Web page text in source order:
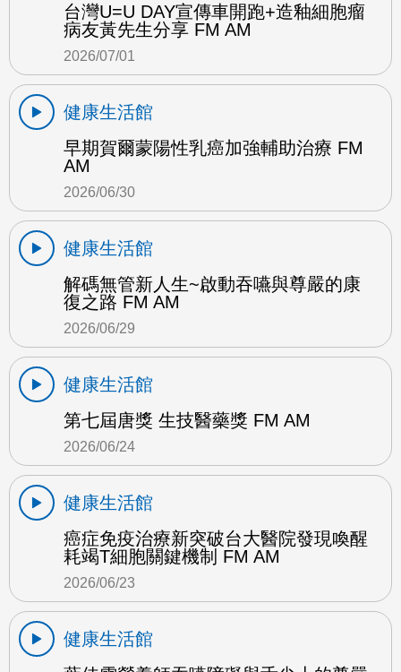
台灣U=U DAY宣傳車開跑+造釉細胞瘤
病友黃先生分享 FM AM
2026/07/01
健康生活館
早期賀爾蒙陽性乳癌加強輔助治療 FM
AM
2026/06/30
健康生活館
解碼無管新人生~啟動吞嚥與尊嚴的康
復之路 FM AM
2026/06/29
健康生活館
第七屆唐獎 生技醫藥獎 FM AM
2026/06/24
健康生活館
癌症免疫治療新突破台大醫院發現喚醒
耗竭T細胞關鍵機制 FM AM
2026/06/23
健康生活館